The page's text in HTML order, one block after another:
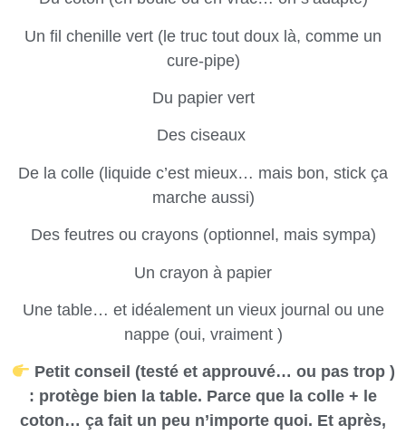
Un fil chenille vert (le truc tout doux là, comme un
cure-pipe)
Du papier vert
Des ciseaux
De la colle (liquide c’est mieux… mais bon, stick ça
marche aussi)
Des feutres ou crayons (optionnel, mais sympa)
Un crayon à papier
Une table… et idéalement un vieux journal ou une
nappe (oui, vraiment )
Petit conseil (testé et approuvé… ou pas trop )
: protège bien la table. Parce que la colle + le
coton… ça fait un peu n’importe quoi. Et après,